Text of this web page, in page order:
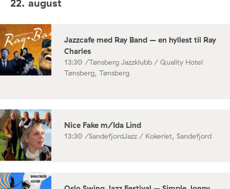
22. august
Jazzcafe med Ray Band – en hyllest til Ray
Charles
13:30 /Tønsberg Jazzklubb / Quality Hotel
Tønsberg, Tønsberg
Nice Fake m/Ida Lind
13:30 /SandefjordJazz / Kokeriet, Sandefjord